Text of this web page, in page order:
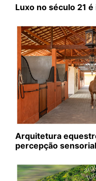
Luxo no século 21
Arquitetura
percepção sensorial